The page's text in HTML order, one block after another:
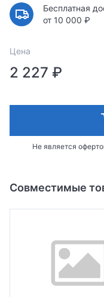
Бесплатная
от 10 000 ₽
Цена
2 227 ₽
Не является
Совместимые